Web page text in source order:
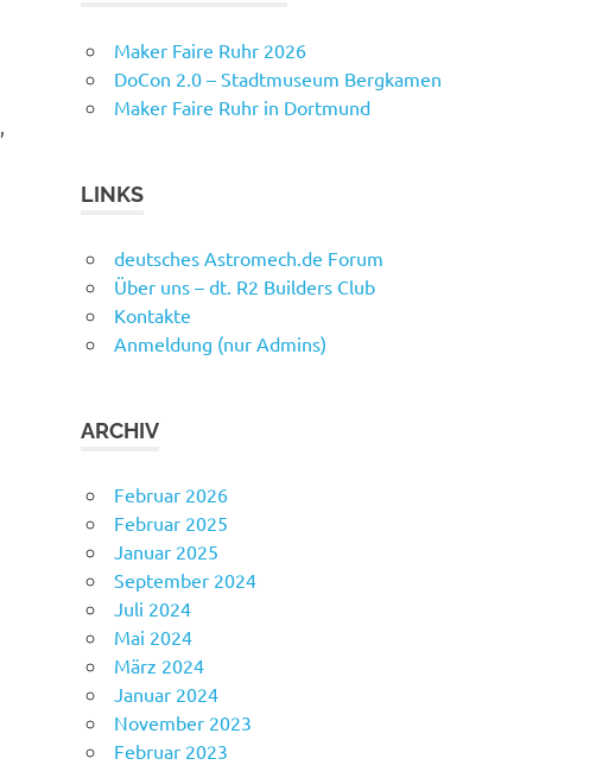
Maker Faire Ruhr 2026
DoCon 2.0 – Stadtmuseum Bergkamen
Maker Faire Ruhr in Dortmund
LINKS
deutsches Astromech.de Forum
Über uns – dt. R2 Builders Club
Kontakte
Anmeldung (nur Admins)
ARCHIV
Februar 2026
Februar 2025
Januar 2025
September 2024
Juli 2024
Mai 2024
März 2024
Januar 2024
November 2023
Februar 2023